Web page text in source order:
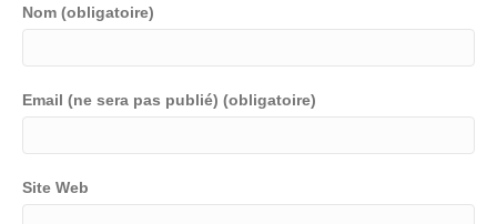
Nom (obligatoire)
Email (ne sera pas publié) (obligatoire)
Site Web